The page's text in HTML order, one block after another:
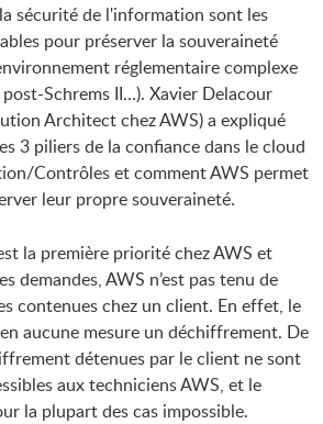
sécurité de l'information sont les
pour préserver la souveraineté
réglementaire complexe
Schrems II…). Xavier Delacour
Architect chez AWS) a expliqué
3 piliers de la confiance dans le cloud
Contrôles et comment AWS permet
leur propre souveraineté.
la première priorité chez AWS et
demandes, AWS n’est pas tenu de
contenues chez un client. En effet, le
aucune mesure un déchiffrement. De
détenues par le client ne sont
aux techniciens AWS, et le
la plupart des cas impossible.